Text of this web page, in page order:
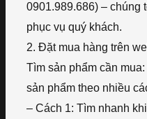
0901.989.686) – chúng
phục vụ quý khách.
2. Đặt mua hàng trên
Tìm sản phẩm cần
sản phẩm theo nhiều
– Cách 1: Tìm nhanh